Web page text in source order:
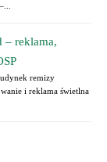
– reklama,
remizy
i reklama świetlna